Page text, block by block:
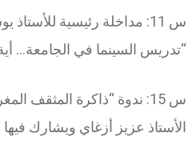
س 11: مداخلة رئيسية
“تدريس السينما في الجامعة…
س 15: ندوة “ذاكرة المثقف
الأستاذ عزيز أزغاي ويشارك فيها